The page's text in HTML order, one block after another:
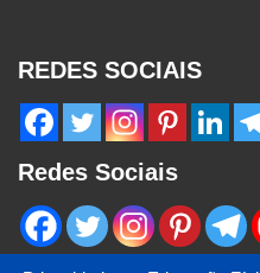
REDES SOCIAIS
Redes Sociais